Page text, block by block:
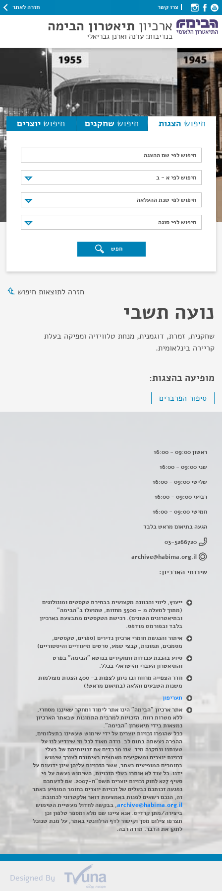
צרו קשר חזרה לאתר
ארכיון תיאטרון הבימה
בנדיבות: עדנה וארנן גבריאלי
חיפוש הצגות חיפוש שחקנים חיפוש יוצרים
חיפוש לפי שם ההצגה
חיפוש לפי א - ב
חיפוש לפי א - ב
חיפוש לפי שנת ההעלאה
חיפוש לפי שנת ההעלאה
חיפוש לפי סוגה
חיפוש לפי סוגה
חפש
חזרה לתוצאות חיפוש
נועה תשבי
שחקנית, זמרת, דוגמנית, מנחת טלוויזיה ומפיקה בעלת
קריירה בינלאומית.
מופיעה בהצגות:
סיפור הפרברים
ראשון 09:00 - 16:00
שני 09:00 - 16:00
שלישי 09:00 - 16:00
רביעי 09:00 - 16:00
חמישי 09:00 - 16:00
הגעה בתיאום מראש בלבד
03-5266720
archive@habima.org.il
שירותי הארכיון:
ייעוץ, ליווי והכוונה מקצועית בבחירת טקסטים ומונולוגים
(מתוך למעלה מ – 3500 מחזות, שהועלו ב"הבימה"
ובתיאטרונים השונים). רכישת הטקסטים מתבצעת בארכיון
בלבד ובפורמט מודפס.
איתור והנגשת חומרי ארכיון נדירים (ספרים, טקסטים,
מסמכים, תמונות, קבצי שמע, סרטים תיעודיים והיסטוריים)
סיוע בהכנת עבודות ותחקירים בנושא "הבימה" בפרט
והתיאטרון העברי והישראלי בכלל.
חדר הצפייה מרווח ובו ניתן לצפות ב- 400 הצגות מצולמות
משנות השבעים והלאה (בתיאום מראש!)
תעריפון
אתר ארכיון "הבימה" הינו אתר לימוד ומחקר שאיננו מסחרי,
ללא מטרות רווח. הזכויות למרבית התמונות שבאתר הארכיון
נמצאות בידי תיאטרון "הבימה".
ככל שהופרו זכויות יוצרים על ידי שימוש שעשינו בתצלומים,
ההפרה נעשתה בתום לב. נודה מאוד לכל מי שיודיע לנו על
טעותנו ונתקנה מיד. אנו מכבדים את זכויותיהם של בעלי
זכויות יוצרים ומשקיעים מאמצים באיתורם לצורך שימוש
בחומרים המופיעים באתר, אשר הזכויות עליהן אינן ידועות על
ידנו. כל עוד לא אותרו בעלי הזכויות, השימוש נעשה על פי
סעיף 27א לחוק זכויות יוצרים תשס"ח-2007. אם לדעתכם
נפגעה זכותכם כבעלים של זכויות יוצרים בחומר המופיע באתר
זה, הנכם רשאים לפנות באמצעות דואר אלקטרוני לכתובת:
archive@habima.org.il, בבקשה לחדול מעשיית השימוש
ביצירה/מתן קרדיט. אנא ציינו שם מלא ומספר טלפון וכן
תצרפו צילום מסך וקישור לדף הרלוונטי באתר, על מנת שנוכל
לתקן את הדבר. תודה רבה.
Designed By